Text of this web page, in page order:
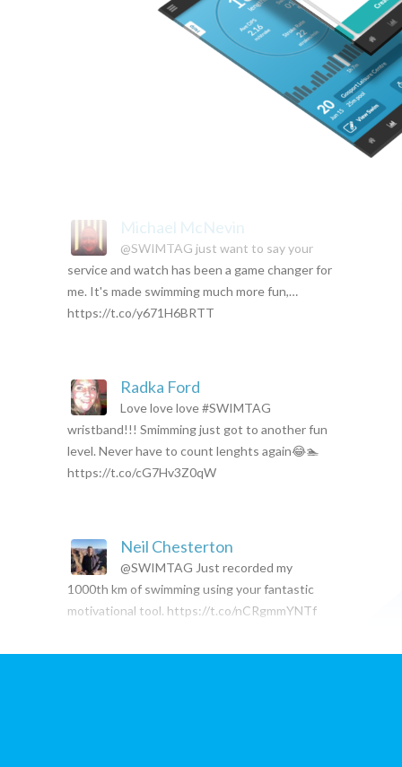
Paul Hindle, still mainly at
Do love the @SWIMTAG challenges set by
@DMUleisure ... a real incentive to keep on
Michael McNevin
@SWIMTAG just want to say your
service and watch has been a game changer for
me. It's made swimming much more fun,…
https://t.co/y671H6BRTT
Radka Ford
Love love love #SWIMTAG
wristband!!! Smimming just got to another fun
level. Never have to count lenghts again😂🏊
https://t.co/cG7Hv3Z0qW
Neil Chesterton
@SWIMTAG Just recorded my
1000th km of swimming using your fantastic
motivational tool. https://t.co/nCRgmmYNTf